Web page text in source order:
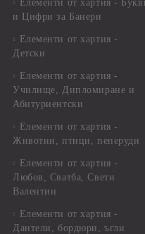
Елементи от хартия -
и Цифри за Банери
Елементи от хартия -
Детски
Елементи от хартия -
Училище, Дипломиране и
Абитуриентски
Елементи от хартия -
Животни, птици, пеперуди
Елементи от хартия -
Любов, Сватба, Свети
Валентин
Елементи от хартия -
Дантели, бордюри, ъгли